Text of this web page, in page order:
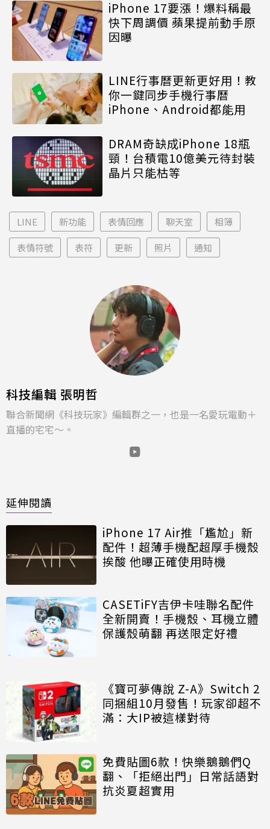
iPhone 17要漲！爆料稱最
快下周調價 蘋果提前動手原
因曝
LINE行事曆更新更好用！教
你一鍵同步手機行事曆
iPhone、Android都能用
DRAM奇缺成iPhone 18瓶
頸！台積電10億美元待封裝
晶片只能枯等
LINE 新功能 表情回應 聊天室 相簿
表情符號 表符 更新 照片 通知
科技編輯 張明哲
聯合新聞網《科技玩家》編輯群之一，也是一名愛玩電動＋
直播的宅宅～。
延伸閱讀
iPhone 17 Air推「尷尬」新
配件！超薄手機配超厚手機殼
挨酸 他曝正確使用時機
CASETiFY吉伊卡哇聯名配件
全新開賣！手機殼、耳機立體
保護殼萌翻 再送限定好禮
《寶可夢傳說 Z-A》Switch 2
同捆組10月發售！玩家卻超不
滿：大IP被這樣對待
免費貼圖6款！快樂鵝鵝們Q
翻、「拒絕出門」日常話語對
抗炎夏超實用